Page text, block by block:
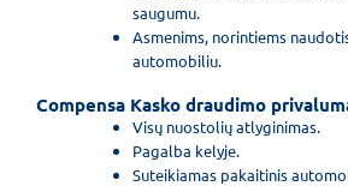
saugumu.
Asmenims, norintiems
automobiliu.
Compensa Kasko draudimo
Visų nuostolių atlyginimas.
Pagalba kelyje.
Suteikiamas pakaitinis